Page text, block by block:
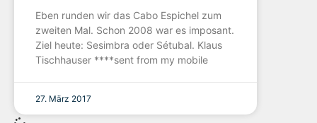
Eben runden wir das Cabo Espichel zum
zweiten Mal. Schon 2008 war es imposant.
Ziel heute: Sesimbra oder Sétubal. Klaus
Tischhauser ****sent from my mobile
27. März 2017